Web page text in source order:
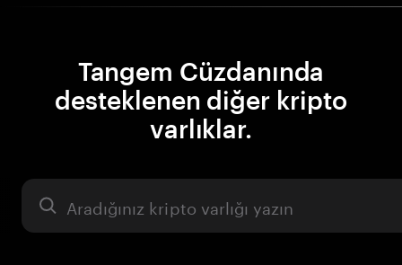
Tangem Cüzdanında
desteklenen diğer kripto
varlıklar.
Varlık